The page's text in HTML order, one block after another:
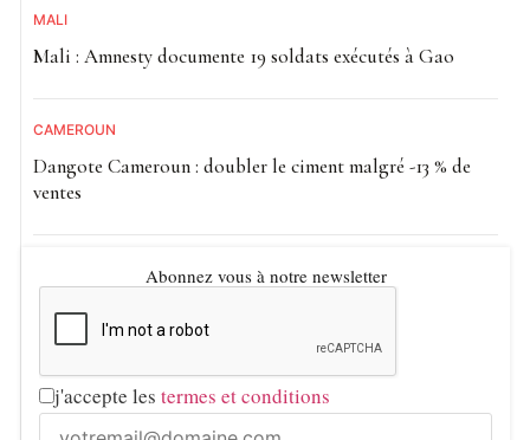
MALI
Mali : Amnesty documente 19 soldats exécutés à Gao
CAMEROUN
Dangote Cameroun : doubler le ciment malgré -13 % de
ventes
Abonnez vous à notre newsletter
j'accepte les termes et conditions